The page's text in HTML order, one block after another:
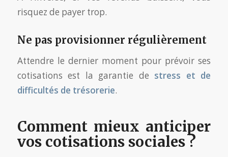
risquez de payer trop.
Ne pas provisionner régulièrement
Attendre le dernier moment pour prévoir ses
cotisations est la garantie de stress et de
difficultés de trésorerie.
Comment mieux anticiper
vos cotisations sociales ?